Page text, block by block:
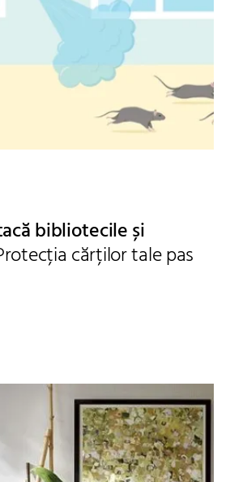
bibliotecile și
cărților tale pas